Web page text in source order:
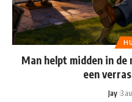
Man helpt midden in
een
Jay 3